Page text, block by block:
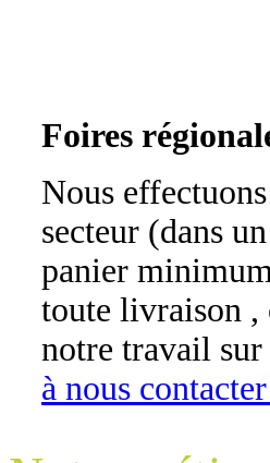
Foires
Nous
secteur (dans
panier
toute livraison ,
notre travail
à nous